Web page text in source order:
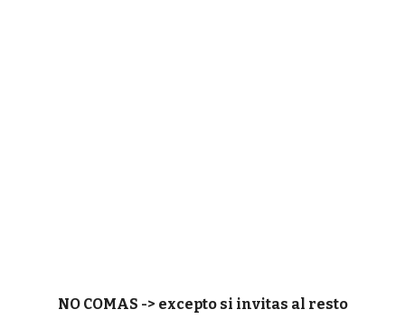
NO COMAS -> excepto si invitas al resto